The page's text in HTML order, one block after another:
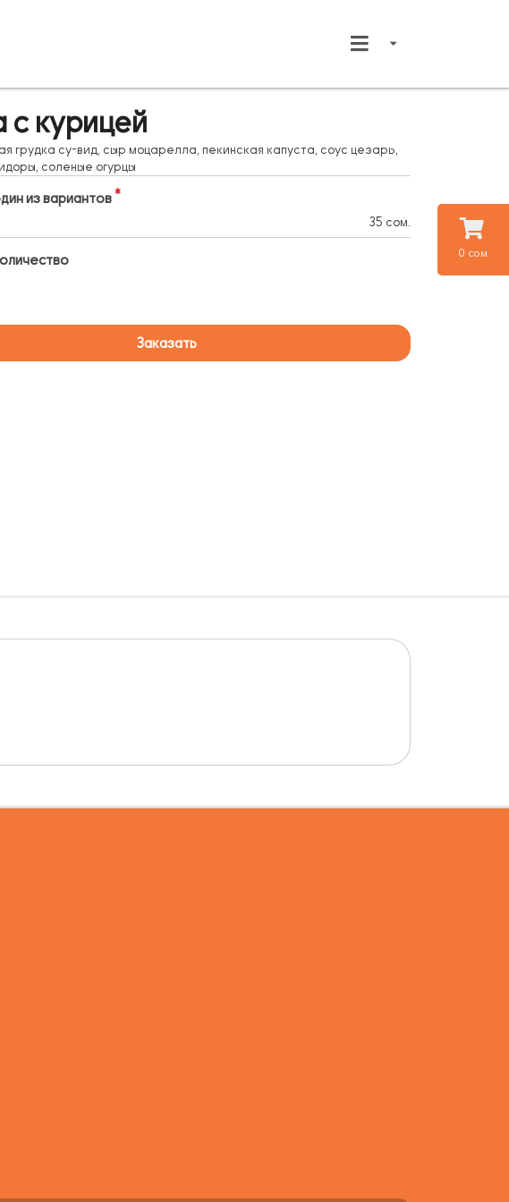
0 сом.
с курицей
грудка су-вид, сыр моцарелла, пекинская капуста, соус цезарь,
соленые огурцы
из вариантов
35 сом.
Заказать